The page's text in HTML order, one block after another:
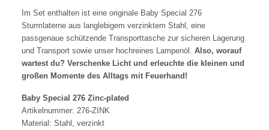
Im Set enthalten ist eine originale Baby Special 276
Sturmlaterne aus langlebigem verzinktem Stahl, eine
passgenaue schützende Transporttasche zur sicheren Lagerung
und Transport sowie unser hochreines Lampenöl. Also, worauf
wartest du? Verschenke Licht und erleuchte die kleinen und
großen Momente des Alltags mit Feuerhand!
Baby Special 276 Zinc-plated
Artikelnummer: 276-ZINK
Material: Stahl, verzinkt